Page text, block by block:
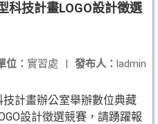
科技計畫LOGO設計徵選
發布人： ladmin
位： 實習處 |
計畫辦公室舉辦數位典藏
設計徵選競賽，請踴躍報